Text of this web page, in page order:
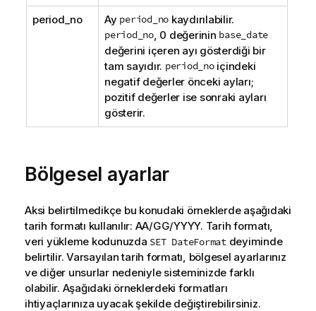
period_no Ay period_no kaydırılabilir.
period_no, 0 değerinin base_date
değerini içeren ayı gösterdiği bir
tam sayıdır. period_noiçindeki
negatif değerler önceki ayları;
pozitif değerler ise sonraki ayları
gösterir.
Bölgesel ayarlar
Aksi belirtilmedikçe bu konudaki örneklerde aşağıdaki
tarih formatı kullanılır: AA/GG/YYYY. Tarih formatı,
veri yükleme kodunuzda SET DateFormatdeyiminde
belirtilir. Varsayılan tarih formatı, bölgesel ayarlarınız
ve diğer unsurlar nedeniyle sisteminizde farklı
olabilir. Aşağıdaki örneklerdeki formatları
ihtiyaçlarınıza uyacak şekilde değiştirebilirsiniz.